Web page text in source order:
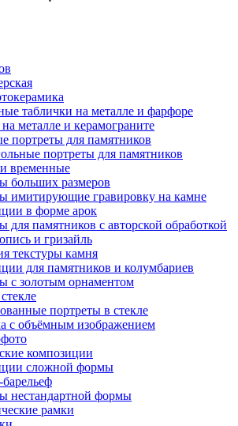
таблички на металле и фарфоре
металле и керамограните
портреты для памятников
портреты для памятников
временные
больших размеров
имитирующие гравировку на камне
в форме арок
для памятников с авторской обработкой
и гризайль
текстуры камня
для памятников и колумбариев
с золотым орнаментом
портреты в стекле
с объёмным изображением
композиции
сложной формы
нестандартной формы
рамки